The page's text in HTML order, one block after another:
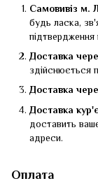
Самовивіз м.
будь ласка,
Доставка
здійснюється
Доставка
Доставка
доставить
адреси.
Оплата